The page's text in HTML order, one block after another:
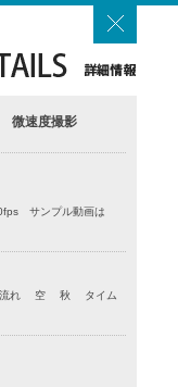
微速度撮影
サンプル動画は
流れ 空 秋 タイム